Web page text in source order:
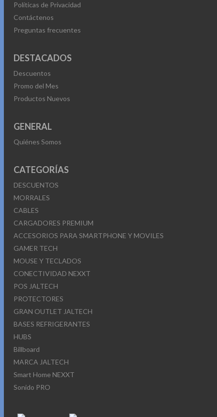
Políticas de Privacidad
Contáctenos
Preguntas frecuentes
DESTACADOS
Descuentos
Promo del Mes
Productos Nuevos
GENERAL
Quiénes Somos
CATEGORÍAS
DESCUENTOS
MORRALES
CABLES
CARGADORES PREMIUM
ACCESORIOS PARA SMARTPHONE Y MOVILES
GAMER TECH
MOUSE Y TECLADOS
CONECTIVIDAD NEXXT
POS JALTECH
PROTECTORES
GRAN OUTLET JALTECH
BASES REFRIGERANTES
HUBS
Billboard
MARCA JALTECH
Smart Home NEXXT
Sonido PRO